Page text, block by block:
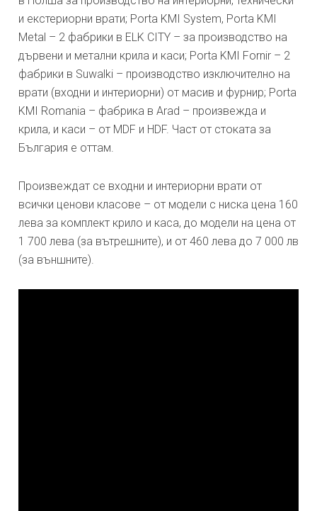
и екстериорни врати; Porta KMI System, Porta KMI
Metal – 2 фабрики в ELK CITY – за производство на
дървени и метални крила и каси; Porta KMI Fornir – 2
фабрики в Suwalki – производство изключително на
врати (входни и интериорни) от масив и фурнир; Porta
KMI Romania – фабрика в Arad – произвежда и
крила, и каси – от MDF и HDF. Част от стоката за
България е оттам.
Произвеждат се входни и интериорни врати от
всички ценови класове – от модели с ниска цена 160
лева за комплект крило и каса, до модели на цена от
1 700 лева (за вътрешните), и от 460 лева до 7 000 лв
(за външните).